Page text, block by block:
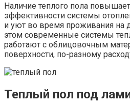
Наличие теплого пола
эффективности системы
и уют во время проживания на
этом современные системы
работают с облицовочным
поверхности, по-разному
Теплый пол под